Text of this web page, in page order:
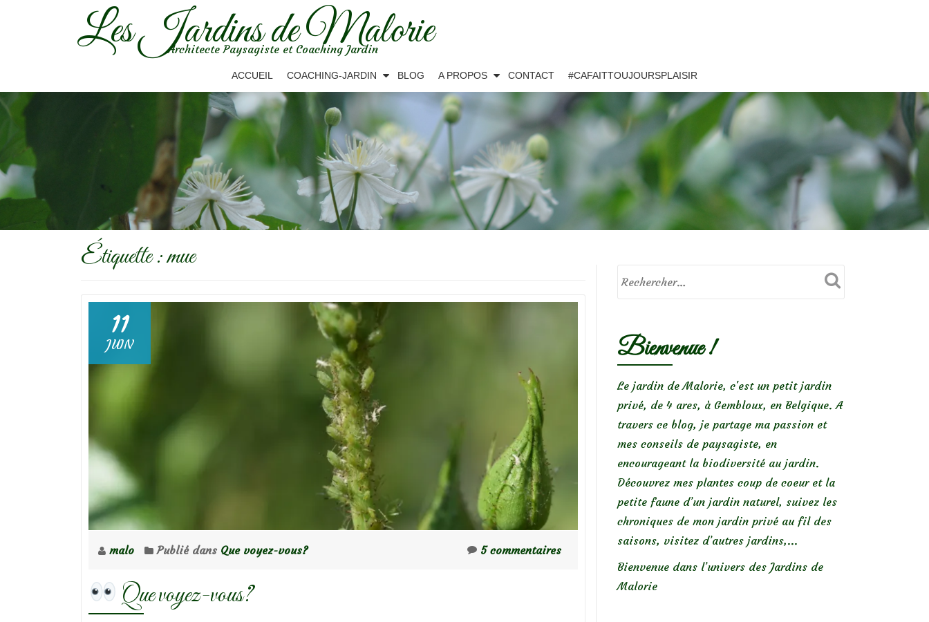
Les Jardins de Malorie
Architecte Paysagiste et Coaching Jardin
ACCUEIL COACHING-JARDIN BLOG A PROPOS CONTACT #CAFAITTOUJOURSPLAISIR
Étiquette :mue
11
JUIN
malo Publié dans Que voyez-vous? 5 commentaires
Que voyez-vous?
Bienvenue !
Le jardin de Malorie, c'est un petit jardin
privé, de 4 ares, à Gembloux, en Belgique. A
travers ce blog, je partage ma passion et
mes conseils de paysagiste, en
encourageant la biodiversité au jardin.
Découvrez mes plantes coup de coeur et la
petite faune d’un jardin naturel, suivez les
chroniques de mon jardin privé au fil des
saisons, visitez d’autres jardins,...
Bienvenue dans l’univers des Jardins de
Malorie